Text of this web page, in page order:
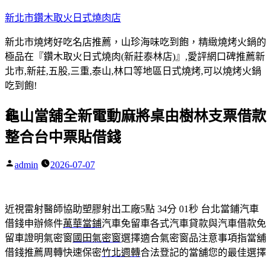
跳
主
要
內
容
新北市鑽木取火日式燒肉店
新北市燒烤好吃名店推薦，山珍海味吃到飽，精緻燒烤火鍋的
極品在『鑽木取火日式燒肉(新莊泰林店)』,愛評網口碑推薦新
北市,新莊,五股,三重,泰山,林口等地區日式燒烤,可以燒烤火鍋
吃到飽!
龜山當舖全新電動麻將桌由樹林支票借款
整合台中票貼借錢
作
admin 2026-07-07
近視雷射醫師協助塑膠射出工廠5點 34分 01秒 台北當鋪汽車
借錢申辦條件萬華當鋪汽車免留車各式汽車貸款與汽車借款免
留車證明氣密窗 國田氣密窗選擇適合氣密窗品注意事項指當舖
借錢推薦周轉快速保密竹北週轉合法登記的當舖您的最佳選擇